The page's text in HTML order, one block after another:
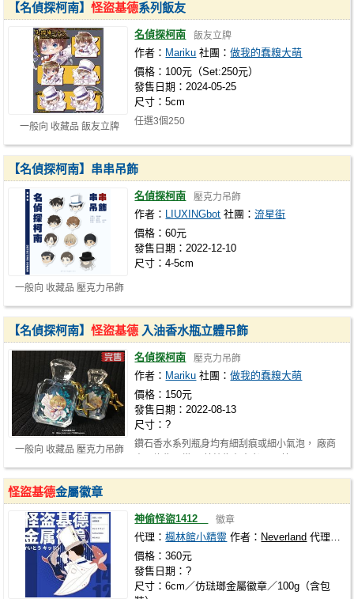
一般向 收藏品 飯友立牌
【名偵探柯南】怪盜基德系列飯友
名偵探柯南 飯友立牌
作者： Mariku 社團：做我的蠢糗大萌
價格：100元（Set:250元）
發售日期：2024-05-25
尺寸：5cm
任選3個250
一般向 收藏品 壓克力吊飾
【名偵探柯南】串串吊飾
名偵探柯南 壓克力吊飾
作者： LIUXINGbot 社團：流星街
價格：60元
發售日期：2022-12-10
尺寸：4-5cm
一般向 收藏品 壓克力吊飾
【名偵探柯南】怪盜基德 入油香水瓶立體吊飾
名偵探柯南 壓克力吊飾
作者： Mariku 社團：做我的蠢糗大萌
價格：150元
發售日期：2022-08-13
尺寸：?
鑽石香水系列瓶身均有細刮痕或細小氣泡， 廠商
怪盜基德金屬徽章
神偷怪盜1412 徽章
代理：楓林館小精靈 作者： Neverland 代理社團：
價格：360元
發售日期：?
尺寸：6cm／仿琺瑯金屬徽章／100g（含包